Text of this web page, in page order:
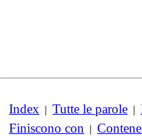
Index | Tutte le parole |
Finiscono con |